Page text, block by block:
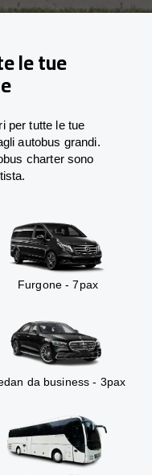
le tue
per tutte le tue
autobus grandi.
charter sono
Furgone - 7pax
da business - 3pax